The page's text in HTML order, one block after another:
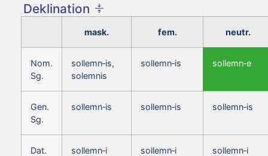
Deklination
mask. fem. neutr.
Nom.
Sg.
sollemn‑is,
solemnis
sollemn‑is sollemn‑e
Gen.
Sg.
sollemn‑is sollemn‑is sollemn‑is
Dat.
sollemn‑i sollemn‑i sollemn‑i